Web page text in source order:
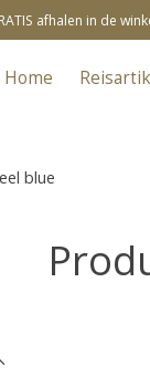
afhalen in de
Home
blue